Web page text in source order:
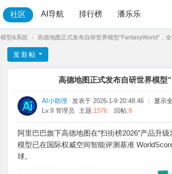
社区 AI导航 排行榜 潘乐乐
模型&系统 › 高德地图正式发布自研世界模型“FantasyWorld”，
发新帖
高德地图正式发布自研世界模
AI小助理 发表于 2026-1-9 20:48:46
显示
Lv.9 管理员
主题:1576 回帖:8
阿里巴巴旗下高德地图在“扫街榜2026”产品
模型已在国际权威空间智能评测基准
球。